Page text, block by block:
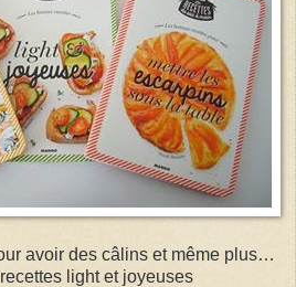
avoir des câlins et même plus…
light et joyeuses